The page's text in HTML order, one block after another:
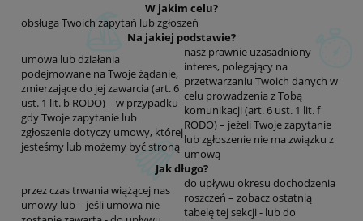
W jakim celu?
obsługa Twoich zapytań lub zgłoszeń
Na jakiej podstawie?
umowa lub działania
podejmowane na Twoje żądanie,
zmierzające do jej zawarcia (art. 6
ust. 1 lit. b RODO) – w przypadku
gdy Twoje zapytanie lub
zgłoszenie dotyczy umowy, której
jesteśmy lub możemy być stroną
nasz prawnie uzasadniony
interes, polegający na
przetwarzaniu Twoich danych w
celu prowadzenia z Tobą
komunikacji (art. 6 ust. 1 lit. f
RODO) – jeżeli Twoje zapytanie
lub zgłoszenie nie ma związku z
umową
Jak długo?
przez czas trwania wiążącej nas
umowy lub – jeśli umowa nie
do upływu okresu dochodzenia
roszczeń – zobacz ostatnią
tabelę tej sekcji - lub do